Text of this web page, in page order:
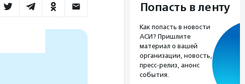
Попасть в ленту
Как попасть в новости
АСИ? Пришлите
материал о вашей
организации, новость,
пресс-релиз, анонс
события.